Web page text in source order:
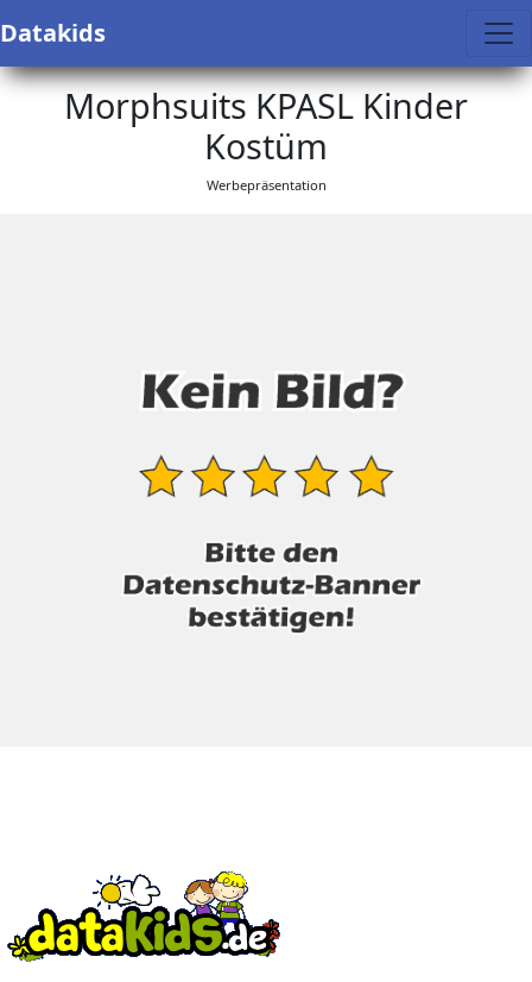
Datakids
Morphsuits KPASL Kinder
Kostüm
Werbepräsentation